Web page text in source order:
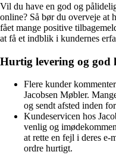
Vil du have en god og
online? Så bør du overveje at
fået mange positive
at få et indblik i kundernes
Hurtig levering og god
Flere kunder
Jacobsen Møbler.
og sendt afsted inden
Kundeservicen hos
venlig og
at rette en fejl i deres e-
ordre hurtigt.